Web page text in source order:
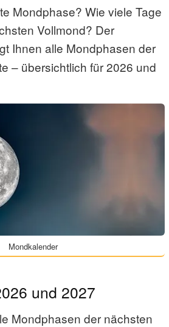
Mondphase? Wie viele Tage
Vollmond? Der
Ihnen alle Mondphasen der
– übersichtlich für 2026 und
Mondkalender
und 2027
Mondphasen der nächsten